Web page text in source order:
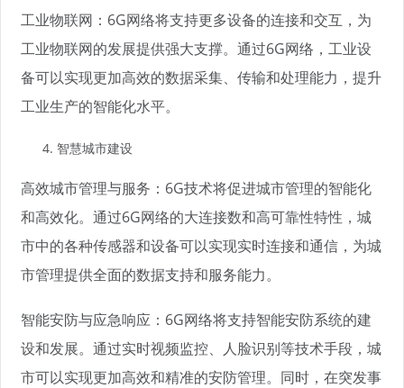
工业物联网：6G网络将支持更多设备的连接和交互，为
工业物联网的发展提供强大支撑。通过6G网络，工业设
备可以实现更加高效的数据采集、传输和处理能力，提升
工业生产的智能化水平。
智慧城市建设
高效城市管理与服务：6G技术将促进城市管理的智能化
和高效化。通过6G网络的大连接数和高可靠性特性，城
市中的各种传感器和设备可以实现实时连接和通信，为城
市管理提供全面的数据支持和服务能力。
智能安防与应急响应：6G网络将支持智能安防系统的建
设和发展。通过实时视频监控、人脸识别等技术手段，城
市可以实现更加高效和精准的安防管理。同时，在突发事